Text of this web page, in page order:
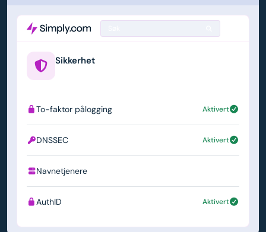
Sikkerhet
To-faktor pålogging Aktivert
DNSSEC Aktivert
Navnetjenere
AuthID Aktivert